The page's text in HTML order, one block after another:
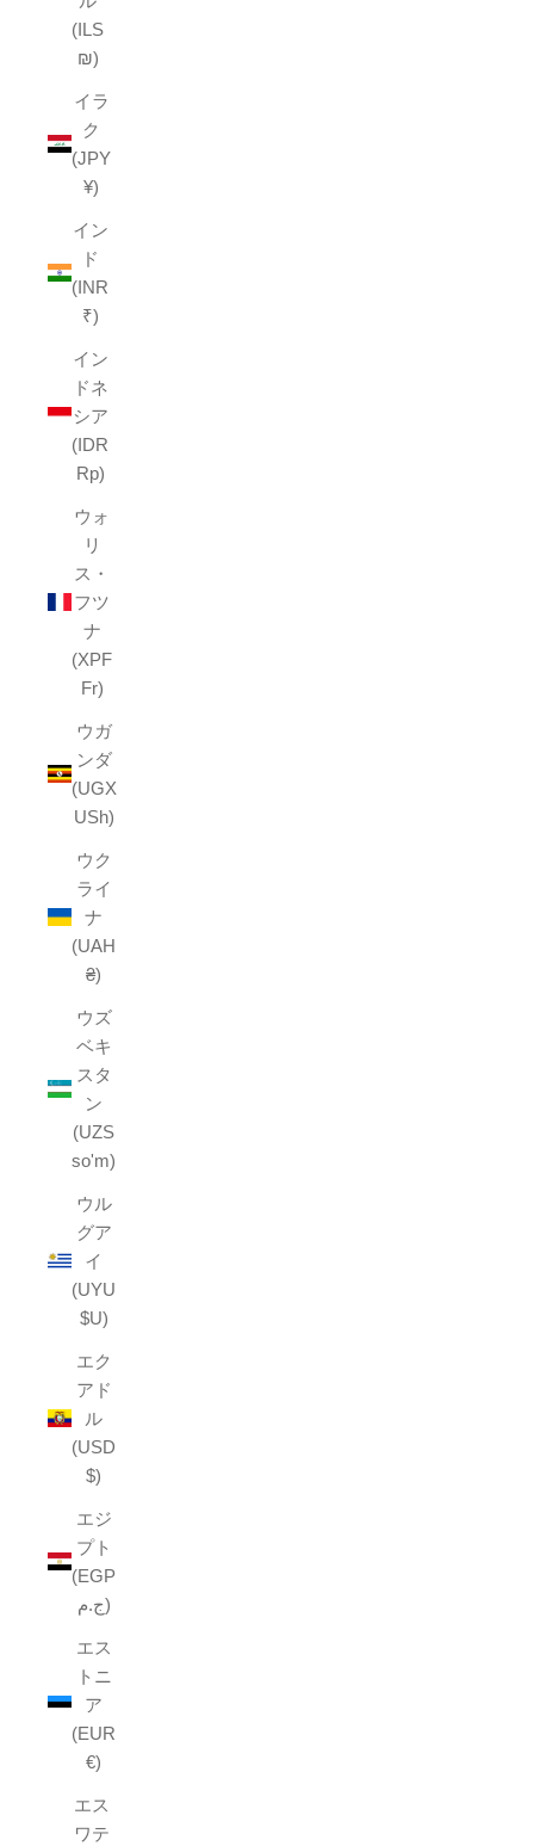
(ILS
₪)
イラ
ク
(JPY
¥)
イン
ド
(INR
₹)
イン
ドネ
シア
(IDR
Rp)
ウォ
リ
ス・
フツ
ナ
(XPF
Fr)
ウガ
ンダ
(UGX
USh)
ウク
ライ
ナ
(UAH
₴)
ウズ
ベキ
スタ
ン
(UZS
so'm)
ウル
グア
イ
(UYU
$U)
エク
アド
ル
(USD
$)
エジ
プト
(EGP
ج.م)
エス
トニ
ア
(EUR
€)
エス
ワテ